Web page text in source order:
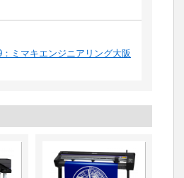
ミマキエンジニアリング大阪